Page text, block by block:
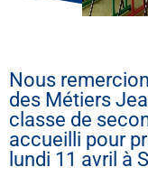
Nous
des Métiers
classe de
accueilli pour
lundi 11 avril à